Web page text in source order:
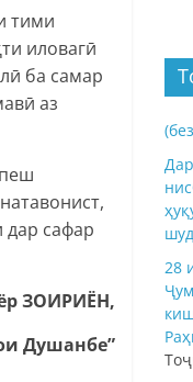
тими
иловагӣ
ба самар
аз
сафар
ЗОИРИЁН,
Душанбе”
шуд
28